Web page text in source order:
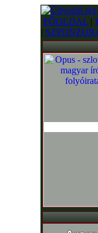
FŐOLDAL |
|